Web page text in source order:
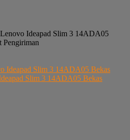
Ideapad Slim 3 14ADA05
Pengiriman
Slim 3 14ADA05 Bekas